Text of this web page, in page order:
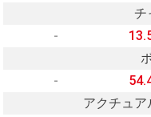
チ
-
-
アクチュ